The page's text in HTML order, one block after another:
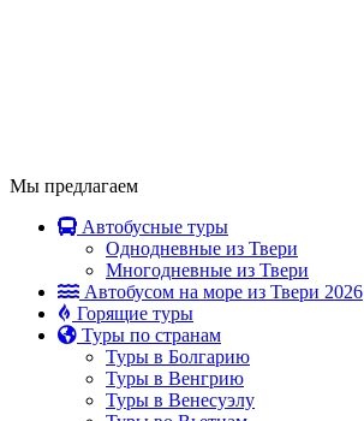
Мы предлагаем
Автобусные туры
Однодневные из Твери
Многодневные из Твери
Автобусом на море из Твери 2026
Горящие туры
Туры по странам
Туры в Болгарию
Туры в Венгрию
Туры в Венесуэлу